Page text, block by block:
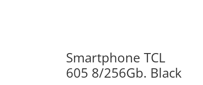
Smartphone TCL
605 8/256Gb. Black